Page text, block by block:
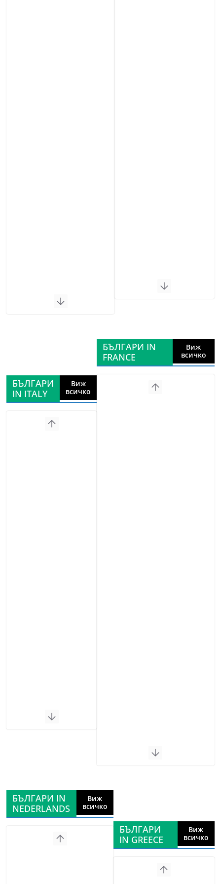
БЪЛГАРИ
IN ITALY
Виж
всичко
БЪЛГАРИ IN
FRANCE
Виж
всичко
БЪЛГАРИ IN
NEDERLANDS
Виж
всичко
БЪЛГАРИ
IN GREECE
Виж
всичко